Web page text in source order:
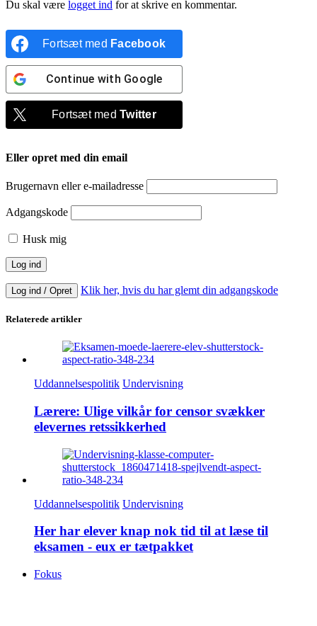
Du skal være logget ind for at skrive en kommentar.
Fortsæt med Facebook
Continue with Google
Fortsæt medTwitter
Eller opret med din email
Brugernavn eller e-mailadresse
Adgangskode
Husk mig
Log ind / Opret Klik her, hvis du har glemt din adgangskode
Relaterede artikler
Uddannelsespolitik Undervisning
Lærere: Ulige vilkår for censor svækker
elevernes retssikkerhed
Uddannelsespolitik Undervisning
Her har elever knap nok tid til at læse til
eksamen - eux er tætpakket
Fokus